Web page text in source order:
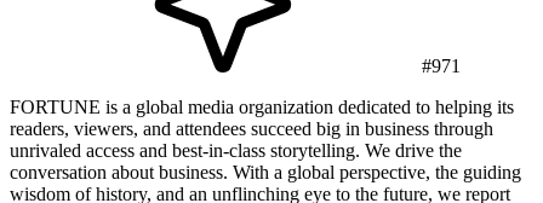
#971
FORTUNE is a global media organization dedicated to helping its
readers, viewers, and attendees succeed big in business through
unrivaled access and best-in-class storytelling. We drive the
conversation about business. With a global perspective, the guiding
wisdom of history, and an unflinching eye to the future, we report